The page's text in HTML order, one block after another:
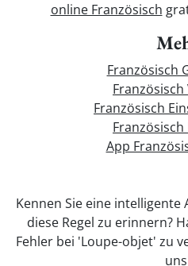
online Französisch
Französisch
Französisch
Französisch
App
Kennen Sie eine intelligente
diese Regel zu erinnern?
Fehler bei 'Loupe-objet' zu